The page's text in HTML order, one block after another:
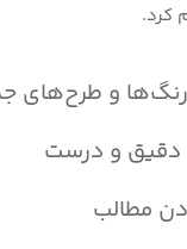
کرد.
رنگ‌ها و طرح‌های
دقیق و درست
مطالب